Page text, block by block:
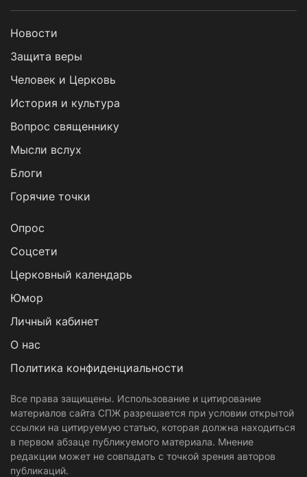
Новости
Защита веры
Человек и Церковь
История и культура
Вопрос священнику
Мысли вслух
Блоги
Горячие точки
Опрос
Cоцсети
Церковный календарь
Юмор
Личный кабинет
О нас
Политика конфиденциальности
Все права защищены. Использование и цитирование
материалов сайта СПЖ разрешается при условии открытой
ссылки на цитируемую статью, которая должна находиться
в первом абзаце публикуемого материала. Мнение
редакции может не совпадать с точкой зрения авторов
публикаций.